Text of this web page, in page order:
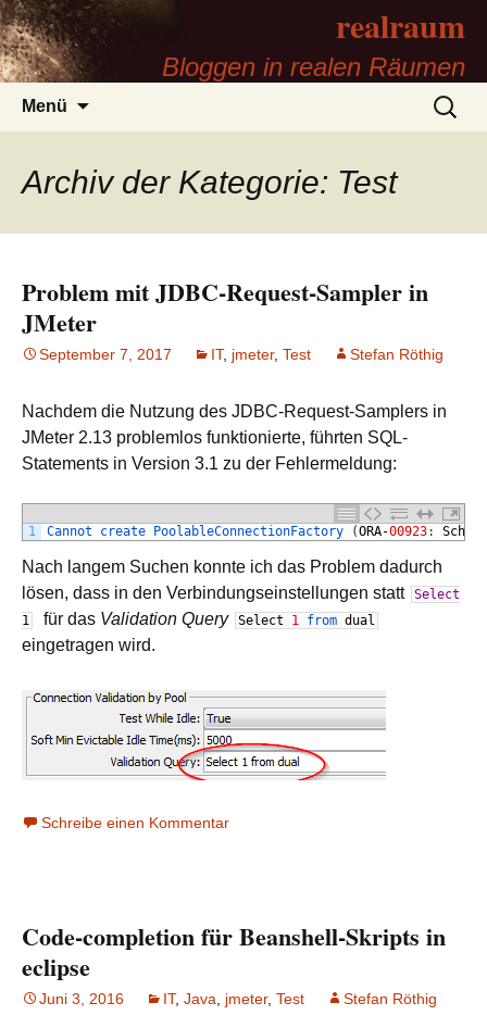
realraum
Bloggen in realen Räumen
Menü
Suchen
nach:
Archiv der Kategorie: Test
Problem mit JDBC-Request-Sampler in
JMeter
September 7, 2017 IT, jmeter, Test Stefan Röthig
Nachdem die Nutzung des JDBC-Request-Samplers in
JMeter 2.13 problemlos funktionierte, führten SQL-
Statements in Version 3.1 zu der Fehlermeldung:
1 Cannot create PoolableConnectionFactory (ORA-00923: Schl
Nach langem Suchen konnte ich das Problem dadurch
lösen, dass in den Verbindungseinstellungen statt Select
1
für das Validation Query Select 1 from dual
eingetragen wird.
Schreibe einen Kommentar
Code-completion für Beanshell-Skripts in
eclipse
Juni 3, 2016 IT, Java jmeter, Test Stefan Röthig